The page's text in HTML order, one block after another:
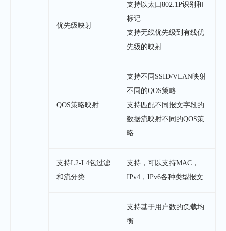
优先级映射
支持以太口802.1P识别和
标记
支持无线优先级到有线优
先级的映射
QOS策略映射
支持不同SSID/VLAN映射
不同的QOS策略
支持匹配不同报文字段的
数据流映射不同的QOS策
略
支持L2-L4包过滤
和流分类
支持，可以支持MAC，
IPv4，IPv6各种类型报文
支持基于用户数的负载均
衡